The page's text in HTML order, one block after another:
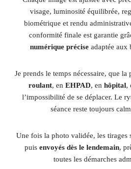
visage, luminosité équilibrée,
biométrique et rendu
conformité finale est garantie
numérique préciseadaptée aux
Je prends le temps nécessaire, que la
roulant, en EHPAD, en hôpital,
l’impossibilité de se déplacer. Le
séance reste toujours
Une fois la photo validée, les tirages
puis envoyés dès le lendemain,
toutes les démarches